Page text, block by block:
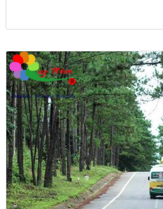
chèo SUP tại Quy